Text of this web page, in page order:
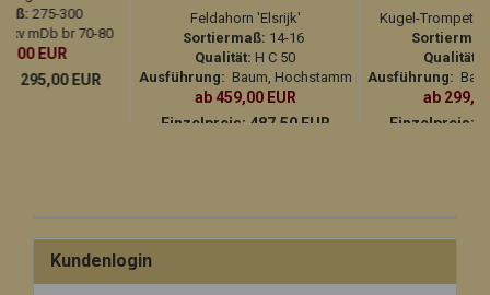
275-300
mDb br 70-80
EUR
295,00 EUR
Feldahorn 'Elsrijk'
Sortiermaß: 14-16
Qualität: H C 50
Ausführung: Baum, Hochstamm
ab 459,00 EUR
Einzelpreis: 487,50 EUR
Kugel-
Qualität:
Ausführung:
ab
Einzelpreis:
Kundenlogin